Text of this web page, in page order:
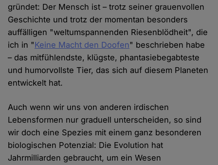
gründet: Der Mensch ist – trotz seiner grauenvollen
Geschichte und trotz der momentan besonders
auffälligen "weltumspannenden Riesenblödheit", die
ich in "Keine Macht den Doofen" beschrieben habe
– das mitfühlendste, klügste, phantasiebegabteste
und humorvollste Tier, das sich auf diesem Planeten
entwickelt hat.
Auch wenn wir uns von anderen irdischen
Lebensformen nur graduell unterscheiden, so sind
wir doch eine Spezies mit einem ganz besonderen
biologischen Potenzial: Die Evolution hat
Jahrmilliarden gebraucht, um ein Wesen